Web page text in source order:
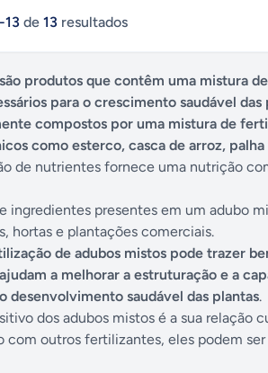
-13 de 13 resultados
produtos que contêm uma mistura
para o crescimento saudável das
compostos por uma mistura de
como esterco, casca de arroz,
de nutrientes fornece uma nutrição
ingredientes presentes em um adubo
hortas e plantações comerciais.
de adubos mistos pode trazer
a melhorar a estruturação e a
desenvolvimento saudável das plantas.
dos adubos mistos é a sua relação
com outros fertilizantes, eles podem